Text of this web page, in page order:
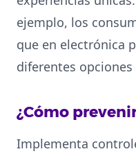
ejemplo, los
que en electrónica
diferentes
¿Cómo
Implementa